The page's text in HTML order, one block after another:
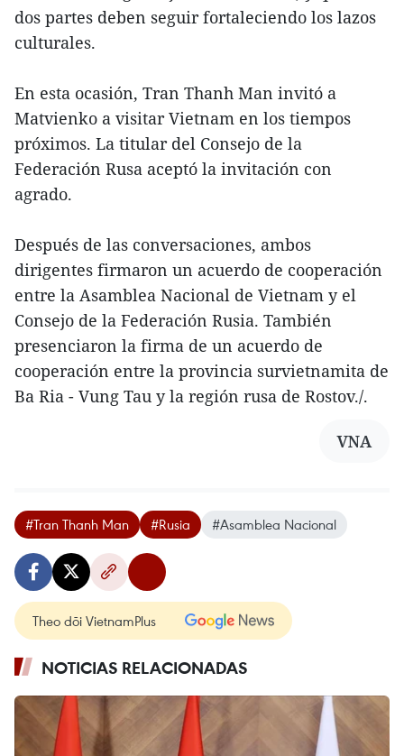
dos partes deben seguir fortaleciendo los lazos
culturales.
En esta ocasión, Tran Thanh Man invitó a
Matvienko a visitar Vietnam en los tiempos
próximos. La titular del Consejo de la
Federación Rusa aceptó la invitación con
agrado.
Después de las conversaciones, ambos
dirigentes firmaron un acuerdo de cooperación
entre la Asamblea Nacional de Vietnam y el
Consejo de la Federación Rusia. También
presenciaron la firma de un acuerdo de
cooperación entre la provincia survietnamita de
Ba Ria - Vung Tau y la región rusa de Rostov./.
VNA
#Tran Thanh Man #Rusia #Asamblea Nacional
Theo dõi VietnamPlus
NOTICIAS RELACIONADAS